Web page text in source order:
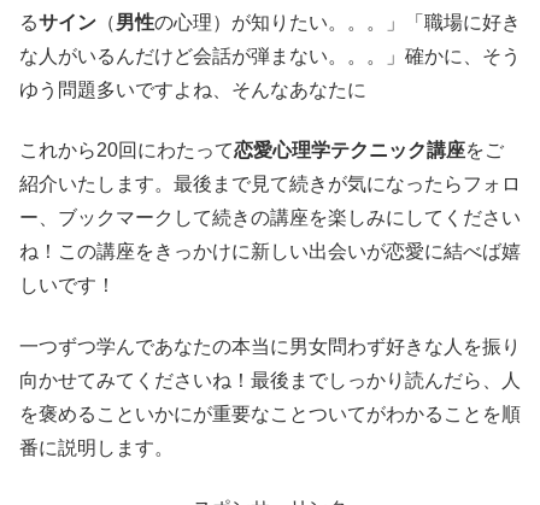
るサイン （男性の心理）が知りたい。。。」「職場に好き
な人がいるんだけど会話が弾まない。。。」確かに、そう
ゆう問題多いですよね、そんなあなたに
これから20回にわたって恋愛心理学テクニック講座をご
紹介いたします。最後まで見て続きが気になったらフォロ
ー、ブックマークして続きの講座を楽しみにしてください
ね！この講座をきっかけに新しい出会いが恋愛に結べば嬉
しいです！
一つずつ学んであなたの本当に男女問わず好きな人を振り
向かせてみてくださいね！最後までしっかり読んだら、人
を褒めることいかにが重要なことついてがわかることを順
番に説明します。